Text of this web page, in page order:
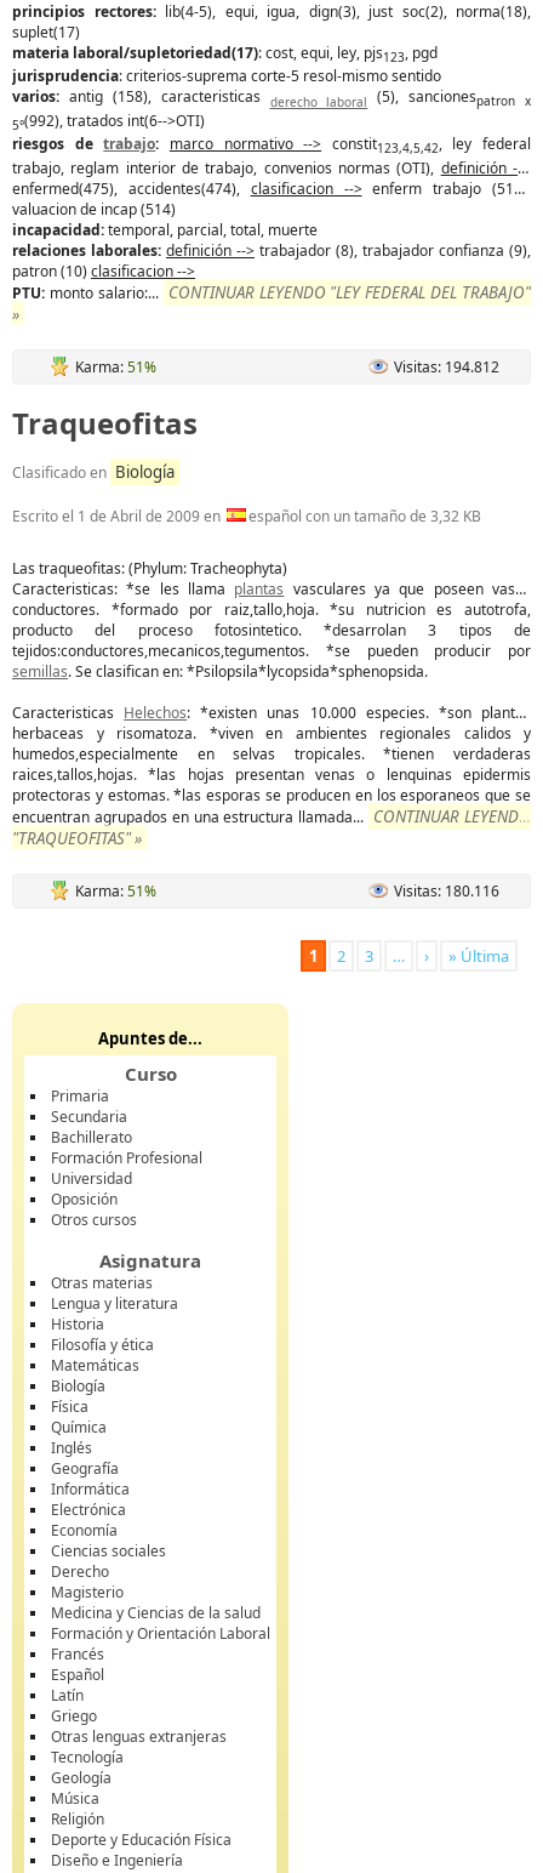
principios rectores: lib(4-5), equi, igua, dign(3), just soc(2), norma(18),
suplet(17)
materia laboral/supletoriedad(17): cost, equi, ley, pjs123, pgd
jurisprudencia: criterios-suprema corte-5 resol-mismo sentido
varios: antig (158), caracteristicas derecho laboral (5), sancionespatron x
5°(992), tratados int(6-->OTI)
riesgos detrabajo: marco normativo --> constit123,4,5,42, ley federal
trabajo, reglam interior de trabajo, convenios normas (OTI), definición -->
enfermed(475), accidentes(474), clasificacion -->enferm trabajo (513),
valuacion de incap (514)
incapacidad:temporal, parcial, total, muerte
relaciones laborales: definición --> trabajador (8), trabajador confianza (9),
patron (10) clasificacion -->
PTU: monto salario:... CONTINUAR LEYENDO "LEY FEDERAL DEL TRABAJO"
»
Karma:51% Visitas: 194.812
Traqueofitas
Clasificado en Biología
Escrito el 1 de Abril de 2009en español con un tamaño de 3,32 KB
Las traqueofitas: (Phylum: Tracheophyta)
Caracteristicas: *se les llama plantas vasculares ya que poseen vasos
conductores. *formado por raiz,tallo,hoja. *su nutricion es autotrofa,
producto del proceso fotosintetico. *desarrolan 3 tipos de
tejidos:conductores,mecanicos,tegumentos. *se pueden producir por
semillas. Se clasifican en: *Psilopsila*lycopsida*sphenopsida.
Caracteristicas Helechos: *existen unas 10.000 especies. *son plantas
herbaceas y risomatoza. *viven en ambientes regionales calidos y
humedos,especialmente en selvas tropicales. *tienen verdaderas
raices,tallos,hojas. *las hojas presentan venas o lenquinas epidermis
protectoras y estomas. *las esporas se producen en los esporaneos que se
encuentran agrupados en una estructura llamada... CONTINUAR LEYENDO
"TRAQUEOFITAS" »
Karma:51% Visitas: 180.116
1 2 3 … › » Última
Apuntes de...
Curso
Primaria
Secundaria
Bachillerato
Formación Profesional
Universidad
Oposición
Otros cursos
Asignatura
Otras materias
Lengua y literatura
Historia
Filosofía y ética
Matemáticas
Biología
Física
Química
Inglés
Geografía
Informática
Electrónica
Economía
Ciencias sociales
Derecho
Magisterio
Medicina y Ciencias de la salud
Formación y Orientación Laboral
Francés
Español
Latín
Griego
Otras lenguas extranjeras
Tecnología
Geología
Música
Religión
Deporte y Educación Física
Diseño e Ingeniería